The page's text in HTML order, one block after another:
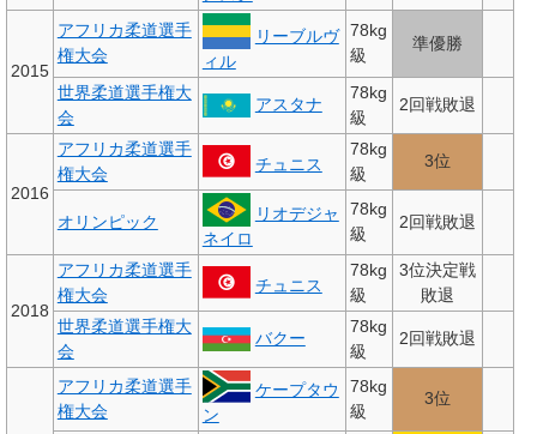
2015
アフリカ柔道選手
権大会
リーブルヴ
ィル
78kg
級
準優勝
世界柔道選手権大
会
アスタナ
78kg
級
2回戦敗退
2016
アフリカ柔道選手
権大会
チュニス
78kg
級
3位
オリンピック
リオデジャ
ネイロ
78kg
級
2回戦敗退
2018
アフリカ柔道選手
権大会
チュニス
78kg
級
3位決定戦
敗退
世界柔道選手権大
会
バクー
78kg
級
2回戦敗退
アフリカ柔道選手
権大会
ケープタウ
ン
78kg
級
3位